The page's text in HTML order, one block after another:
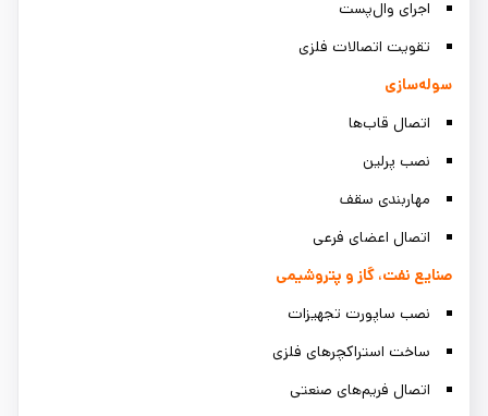
اجرای وال‌پست
تقویت اتصالات فلزی
سوله‌سازی
اتصال قاب‌ها
نصب پرلین
مهاربندی سقف
اتصال اعضای فرعی
صنایع نفت، گاز و پتروشیمی
نصب ساپورت تجهیزات
ساخت استراکچرهای فلزی
اتصال فریم‌های صنعتی